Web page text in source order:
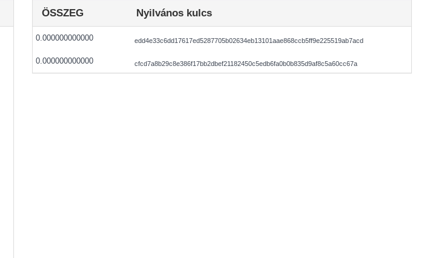
ÖSSZEG Nyilvános kulcs
0.000000000000 edd4e33c6dd17617ed5287705b02634eb13101aae868ccb5ff9e225519ab7acd
0.000000000000 cfcd7a8b29c8e386f17bb2dbef21182450c5edb6fa0b0b835d9af8c5a60cc67a